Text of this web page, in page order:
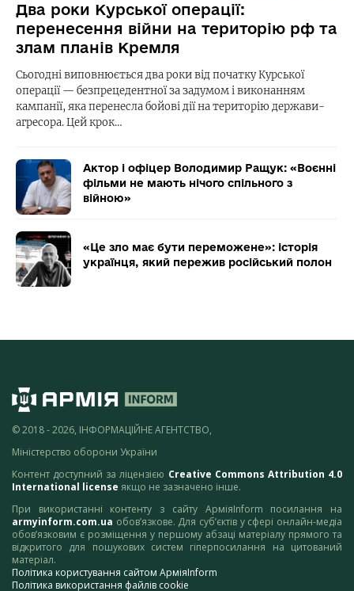
Два роки Курської операції:
перенесення війни на територію рф та
злам планів Кремля
Сьогодні виповнюється два роки від початку Курської
операції — безпрецедентної за задумом і виконанням
кампанії, яка перенесла бойові дії на територію держави-
агресора. Цей крок…
Актор і офіцер Володимир Ращук: «Воєнні
фільми не мають нічого спільного з
війною»
«Це зло має бути переможене»: історія
українця, який пережив російський полон
© 2018 - 2026, ІНФОРМАЦІЙНЕ АГЕНТСТВО,
Міністерство оборони України
Контент доступний за ліцензією Creative Commons Attribution 4.0
International license якщо не зазначено інше.
При використанні контенту з сайту АрміяInform посилання на
armyinform.com.ua обов’язкове. Для суб’єктів у сфері онлайн-медіа
обов’язковим є розміщення у першому абзаці матеріалу прямого та
відкритого для пошукових систем гіперпосилання на цитований
матеріал.
Політика користування сайтом АрміяInform
Політика використання файлів cookie